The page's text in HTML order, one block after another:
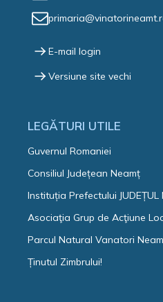
E-mail login
Versiune site vechi
LEGĂTURI UTILE
Guvernul Romaniei
Consiliul Județean Neamț
Instituția Prefectului JUDEȚUL
Asociaţia Grup de Acţiune
Parcul Natural Vanatori
Ținutul Zimbrului!